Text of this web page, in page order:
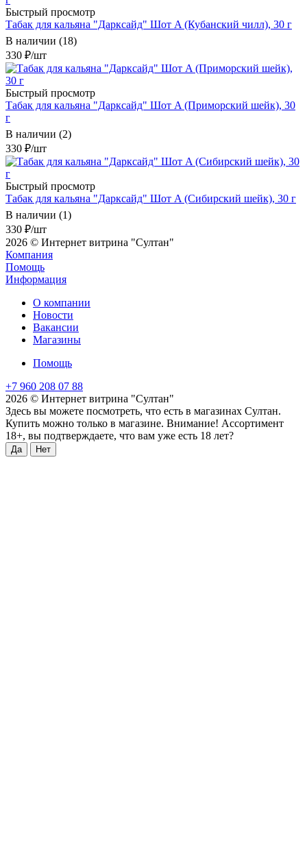
Быстрый просмотр
Табак для кальяна "Дарксайд" Шот A (Кубанский чилл), 30 г
В наличии (18)
330 ₽/шт
Быстрый просмотр
Табак для кальяна "Дарксайд" Шот A (Приморский шейк), 30
г
В наличии (2)
330 ₽/шт
Быстрый просмотр
Табак для кальяна "Дарксайд" Шот A (Сибирский шейк), 30 г
В наличии (1)
330 ₽/шт
2026 © Интернет витрина "Султан"
Компания
Помощь
Информация
О компании
Новости
Вакансии
Магазины
Помощь
+7 960 208 07 88
2026 © Интернет витрина "Султан"
Здесь вы можете посмотреть, что есть в магазинах Султан.
Купить можно только в магазине. Внимание! Ассортимент
18+, вы подтверждаете, что вам уже есть 18 лет?